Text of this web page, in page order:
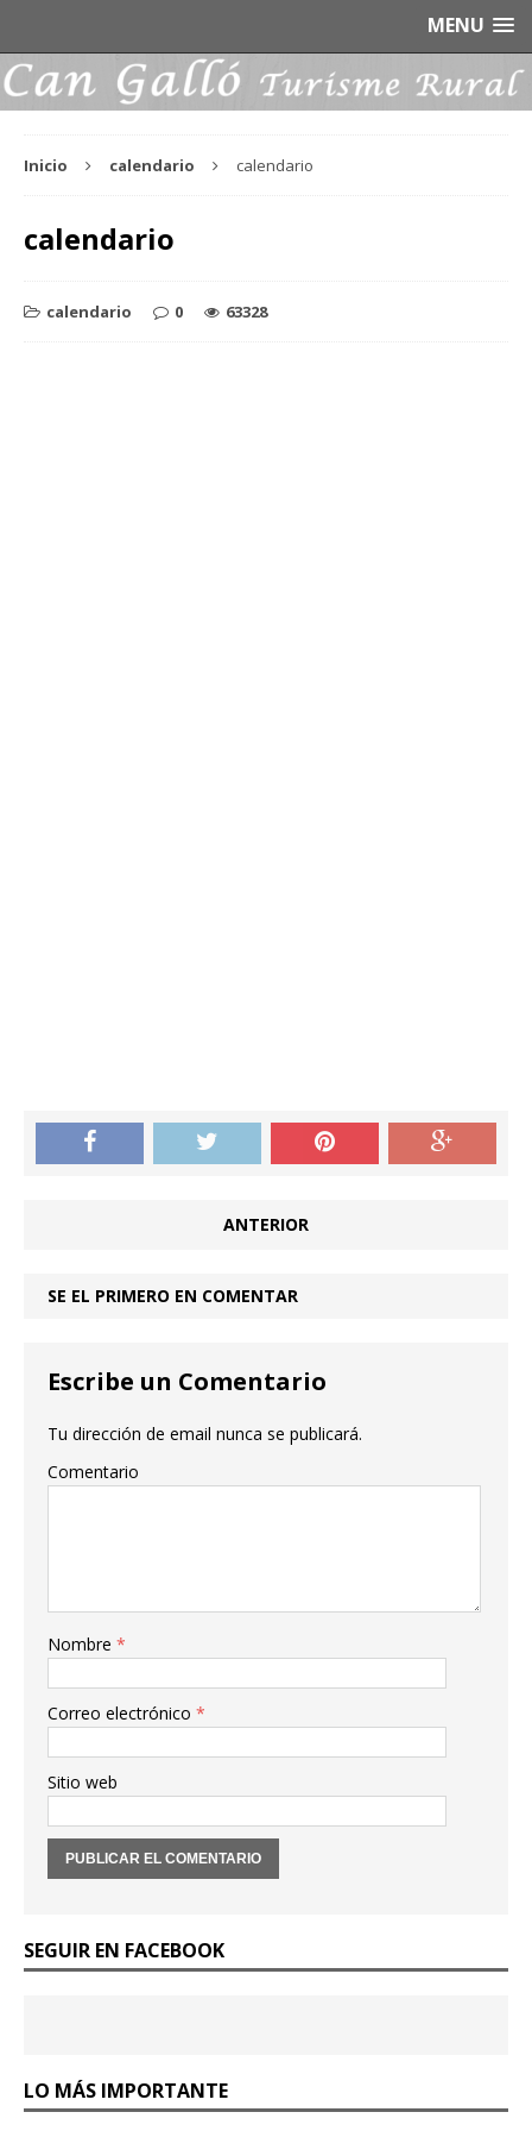
MENU
Inicio calendario calendario
calendario
calendario 0 63328
ANTERIOR
SE EL PRIMERO EN COMENTAR
Escribe un Comentario
Tu dirección de email nunca se publicará.
Comentario
Nombre *
Correo electrónico *
Sitio web
SEGUIR EN FACEBOOK
LO MÁS IMPORTANTE